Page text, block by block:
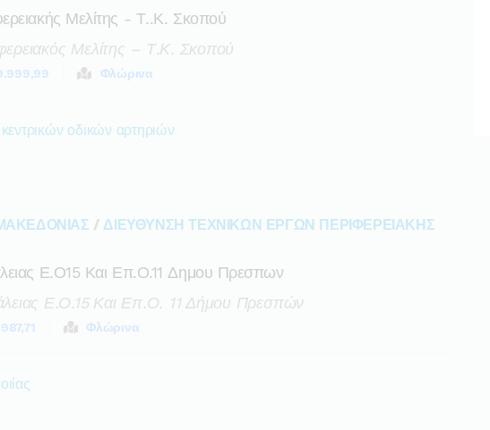
Μελίτης - Τ..κ. Σκοπού
Μελίτης – Τ.κ. Σκοπού
Φλώρινα
οδικών αρτηριών
/ ΔΙΕΥΘΥΝΣΗ ΤΕΧΝΙΚΩΝ ΕΡΓΩΝ ΠΕΡΙΦΕΡΕΙΑΚΗΣ
Ε.ο15 Και Επ.ο.11 Δημου Πρεσπων
Ε.ο.15 Και Επ.ο. 11 Δήμου Πρεσπών
Φλώρινα